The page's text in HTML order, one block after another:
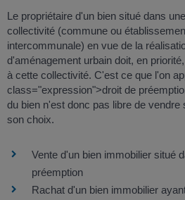
Le propriétaire d'un bien situé dans
collectivité (commune ou
intercommunale) en vue de la
d'aménagement urbain doit, en
à cette collectivité. C'est ce que l'on
class="expression">droit de
du bien n'est donc pas libre de vendre
son choix.
Vente d'un bien immobilier situé
préemption
Rachat d'un bien immobilier